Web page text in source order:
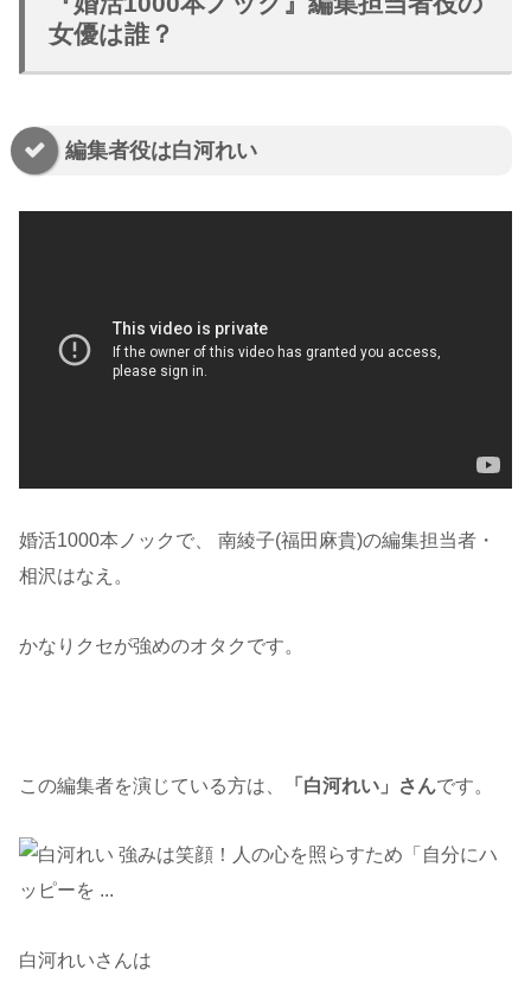
女優は誰？
編集者役は白河れい
婚活1000本ノックで、 南綾子(福田麻貴)の編集担当者・
相沢はなえ。
かなりクセが強めのオタクです。
この編集者を演じている方は、 「 白河れい」さんです。
白河れいさんは